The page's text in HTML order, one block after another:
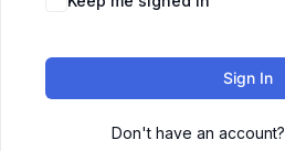
Sign In
Don't have an account?